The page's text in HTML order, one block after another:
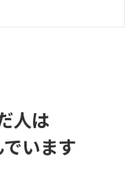
人は
います